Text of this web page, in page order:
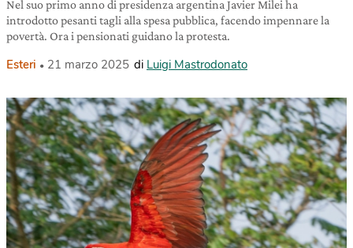
Nel suo primo anno di presidenza argentina Javier Milei ha
introdotto pesanti tagli alla spesa pubblica, facendo impennare la
povertà. Ora i pensionati guidano la protesta.
Esteri 21 marzo 2025 di Luigi Mastrodonato